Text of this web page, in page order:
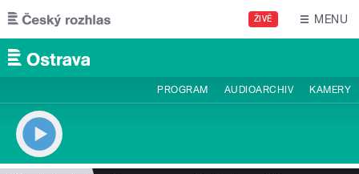
Přejít k hlavnímu obsahu
ŽIVĚ MENU
PROGRAM AUDIOARCHIV KAMERY